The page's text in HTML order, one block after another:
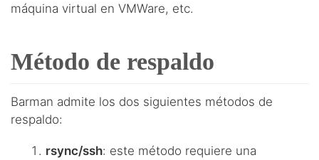
máquina virtual en VMWare, etc.
Método de respaldo
Barman admite los dos siguientes métodos de
respaldo:
rsync/ssh: este método requiere una